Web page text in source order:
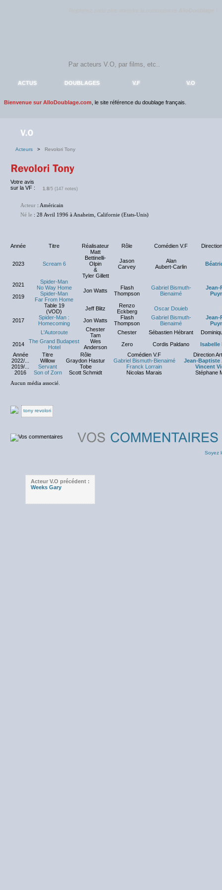
ACTUS DOUBLAGES V.F V.O
Bienvenue sur AlloDoublage.com , le site référence du doublage français.
Acteurs > Revolori Tony
Votre avis
sur la VF :
1.8/5 (147 notes)
Acteur : Américain
Né le : 28 Avril 1996 à Anaheim, Californie (Etats-Unis)
Année Titre Réalisateur Rôle Comédien V.F
2023 Scream 6
Matt
Bettinelli-
Olpin
&
Tyler Gillett
Jason
Carvey
Alan
Aubert-Carlin
2021
Spider-Man
No Way Home
Jon Watts
Flash
Thompson
Gabriel Bismuth-
Bienaimé
Jean-
2019
Spider-Man
Far From Home
2017
Table 19
(VOD)
Jeff Blitz
Renzo
Eckberg
Oscar Douieb
Spider-Man :
Homecoming
Jon Watts
Flash
Thompson
Gabriel Bismuth-
Bienaimé
Jean-
L'Autoroute
Chester
Tam
Chester Sébastien Hébrant
2014
The Grand Budapest
Hotel
Wes
Anderson
Zero Cordis Paldano
Isabelle
Année
Titre Rôle Comédien V.F
Direction
2022/...
Willow Graydon Hastur Gabriel Bismuth-Bienaimé
Jean-Baptiste
2019/...
Servant Tobe Franck Lorrain
Vincent
2016
Son of Zorn Scott Schmidt Nicolas Marais
Stéphane
Aucun média associé.
tony revolori
Soyez
Acteur V.O précédent :
Weeks Gary